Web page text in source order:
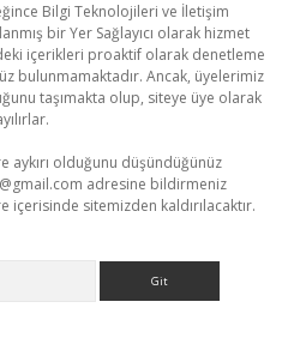
Bilgi Teknolojileri ve İletişim
bir Yer Sağlayıcı olarak hizmet
içerikleri proaktif olarak denetleme
bulunmamaktadır. Ancak, üyelerimiz
taşımakta olup, siteye üye olarak
aykırı olduğunu düşündüğünüz
adresine bildirmeniz
içerisinde sitemizden kaldırılacaktır.